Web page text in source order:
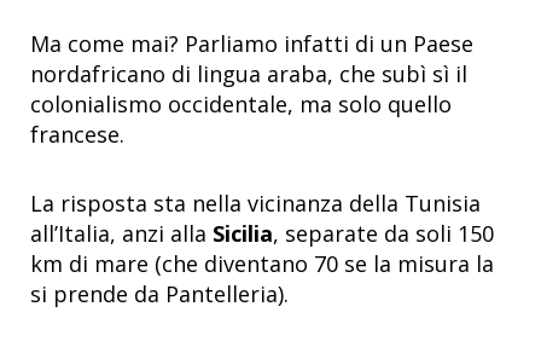
Ma come mai? Parliamo infatti di un Paese
nordafricano di lingua araba, che subì sì il
colonialismo occidentale, ma solo quello
francese.
La risposta sta nella vicinanza della Tunisia
all’Italia, anzi alla Sicilia, separate da soli 150
km di mare (che diventano 70 se la misura la
si prende da Pantelleria).